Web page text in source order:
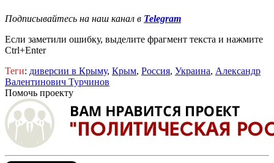
Подписывайтесь на наш канал в Telegram
Если заметили ошибку, выделите фрагмент текста и нажмите
Ctrl+Enter
Теги: диверсии в Крыму, Крым, Россия, Украина, Александр
Валентинович Турчинов
Помочь проекту